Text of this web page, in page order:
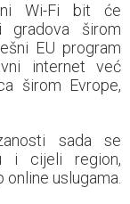
Wi-Fi bit će
širom
EU program
internet već
širom Evrope,
sada se
i cijeli region,
online uslugama.